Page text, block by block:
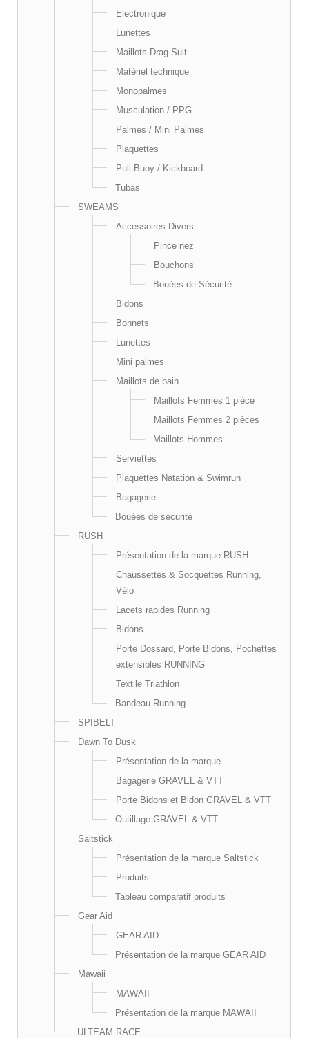
Electronique
Lunettes
Maillots Drag Suit
Matériel technique
Monopalmes
Musculation / PPG
Palmes / Mini Palmes
Plaquettes
Pull Buoy / Kickboard
Tubas
SWEAMS
Accessoires Divers
Pince nez
Bouchons
Bouées de Sécurité
Bidons
Bonnets
Lunettes
Mini palmes
Maillots de bain
Maillots Femmes 1 pièce
Maillots Femmes 2 pièces
Maillots Hommes
Serviettes
Plaquettes Natation & Swimrun
Bagagerie
Bouées de sécurité
RUSH
Présentation de la marque RUSH
Chaussettes & Socquettes Running,
Vélo
Lacets rapides Running
Bidons
Porte Dossard, Porte Bidons, Pochettes
extensibles RUNNING
Textile Triathlon
Bandeau Running
SPIBELT
Dawn To Dusk
Présentation de la marque
Bagagerie GRAVEL & VTT
Porte Bidons et Bidon GRAVEL & VTT
Outillage GRAVEL & VTT
Saltstick
Présentation de la marque Saltstick
Produits
Tableau comparatif produits
Gear Aid
GEAR AID
Présentation de la marque GEAR AID
Mawaii
MAWAII
Présentation de la marque MAWAII
ULTEAM RACE